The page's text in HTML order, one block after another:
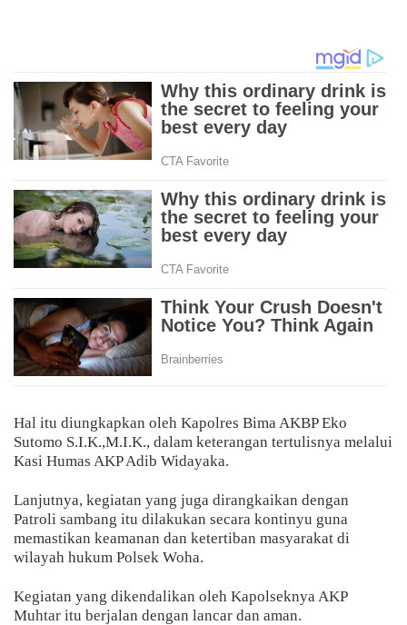
Hal itu diungkapkan oleh Kapolres Bima AKBP Eko
Sutomo S.I.K.,M.I.K., dalam keterangan tertulisnya melalui
Kasi Humas AKP Adib Widayaka.
Lanjutnya, kegiatan yang juga dirangkaikan dengan
Patroli sambang itu dilakukan secara kontinyu guna
memastikan keamanan dan ketertiban masyarakat di
wilayah hukum Polsek Woha.
Kegiatan yang dikendalikan oleh Kapolseknya AKP
Muhtar itu berjalan dengan lancar dan aman.